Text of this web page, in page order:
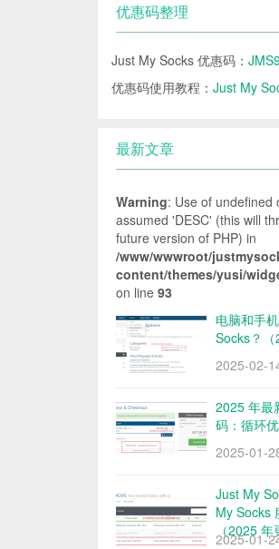
优惠码整理
Just My Socks 优惠码：
优惠码使用教程： Just My
最新文章
Warning: Use of undefined
assumed 'DESC' (this will
future version of PHP) in
/www/wwwroot/
content/themes/yusi/
on line 93
电脑和手
Socks？（
2025-02-
2025 年最
码：循环
2025-01-
Just My
My Socks
（2025 年
2025-01-